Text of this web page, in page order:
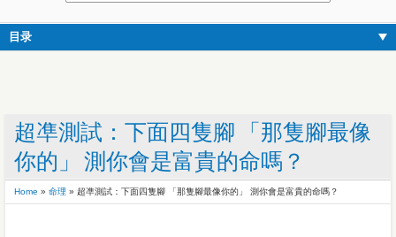
目录
超凖測試：下面四隻腳 「那隻腳最像
你的」 測你會是富貴的命嗎？
Home » 命理 » 超凖測試：下面四隻腳 「那隻腳最像你的」 測你會是富貴的命嗎？